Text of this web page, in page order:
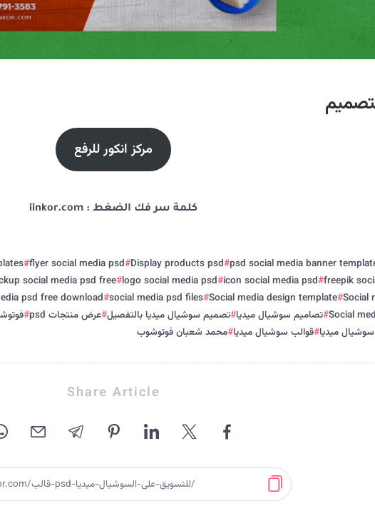
مركز انكور للرفع
كلمة سر فك الضغط : iinkor.com
Display products psd
flyer social media psd
freepik
icon social media psd
logo social media psd
social media psd free
Social
Social media design template
social media psd files
psd free download
Social تصاميم سوشيال ميديا تصميم سوشيال ميديا بالتفصيل عرض منتجات psd
ميديا قوالب سوشيال ميديا محمد شعبان فوتوشوب
Share Article